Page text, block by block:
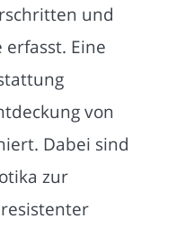
und
Eine
von
Dabei sind
zur